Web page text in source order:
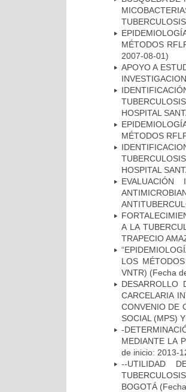
MÉTODOS
2007-08-01)
APOYO A
HOSPITAL
MÉTODOS
HOSPITAL
A LA
TRAPECIO
LOS
VNTR) (Fecha
CARCELARIA
CONVENIO DE
SOCIAL (MPS)
-
MEDIANTE LA
de inicio: 2013-
--UTILIDAD
BOGOTÁ